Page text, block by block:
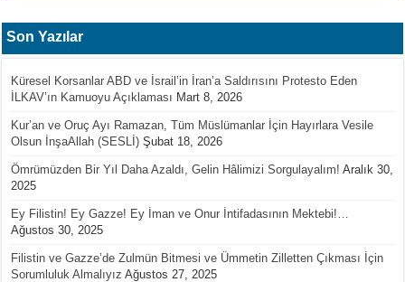
Son Yazılar
Küresel Korsanlar ABD ve İsrail’in İran’a Saldırısını Protesto Eden
İLKAV’ın Kamuoyu Açıklaması Mart 8, 2026
Kur’an ve Oruç Ayı Ramazan, Tüm Müslümanlar İçin Hayırlara Vesile
Olsun İnşaAllah (SESLİ) Şubat 18, 2026
Ömrümüzden Bir Yıl Daha Azaldı, Gelin Hâlimizi Sorgulayalım! Aralık 30,
2025
Ey Filistin! Ey Gazze! Ey İman ve Onur İntifadasının Mektebi!…
Ağustos 30, 2025
Filistin ve Gazze’de Zulmün Bitmesi ve Ümmetin Zilletten Çıkması İçin
Sorumluluk Almalıyız Ağustos 27, 2025